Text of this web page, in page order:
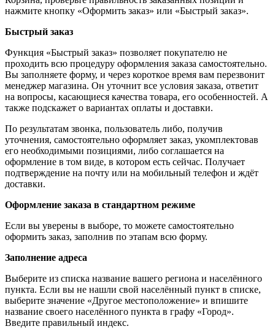
нажмите кнопку «Оформить заказ» или «Быстрый заказ».
Быстрый заказ
Функция «Быстрый заказ» позволяет покупателю не
проходить всю процедуру оформления заказа самостоятельно.
Вы заполняете форму, и через короткое время вам перезвонит
менеджер магазина. Он уточнит все условия заказа, ответит
на вопросы, касающиеся качества товара, его особенностей. А
также подскажет о вариантах оплаты и доставки.
По результатам звонка, пользователь либо, получив
уточнения, самостоятельно оформляет заказ, укомплектовав
его необходимыми позициями, либо соглашается на
оформление в том виде, в котором есть сейчас. Получает
подтверждение на почту или на мобильный телефон и ждёт
доставки.
Оформление заказа в стандартном режиме
Если вы уверены в выборе, то можете самостоятельно
оформить заказ, заполнив по этапам всю форму.
Заполнение адреса
Выберите из списка название вашего региона и населённого
пункта. Если вы не нашли свой населённый пункт в списке,
выберите значение «Другое местоположение» и впишите
название своего населённого пункта в графу «Город».
Введите правильный индекс.